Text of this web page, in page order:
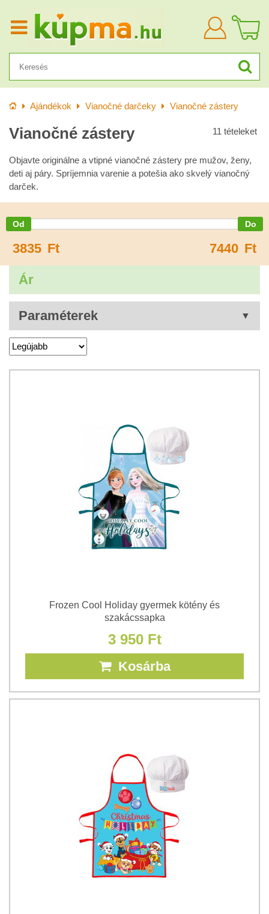
KezdőlapAjándékok Vianočné darčeky Vianočné zástery
Vianočné zástery 11 tételeket
Objavte originálne a vtipné vianočné zástery pre mužov, ženy,
deti aj páry. Spríjemnia varenie a potešia ako skvelý vianočný
darček.
3835 Ft 7440 Ft
Ár
Paraméterek
Frozen Cool Holiday gyermek kötény és
szakácssapka
3 950 Ft
Kosárba